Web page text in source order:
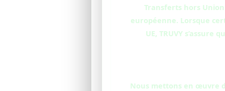
Transferts hors
européenne. Lorsque
UE, TRUVY
Nous mettons en œuvre